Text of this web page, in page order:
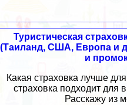
Туристическая
(Таиланд, США, Европа и
и
Какая страховка лучше
страховка подходит для
Расскажу из